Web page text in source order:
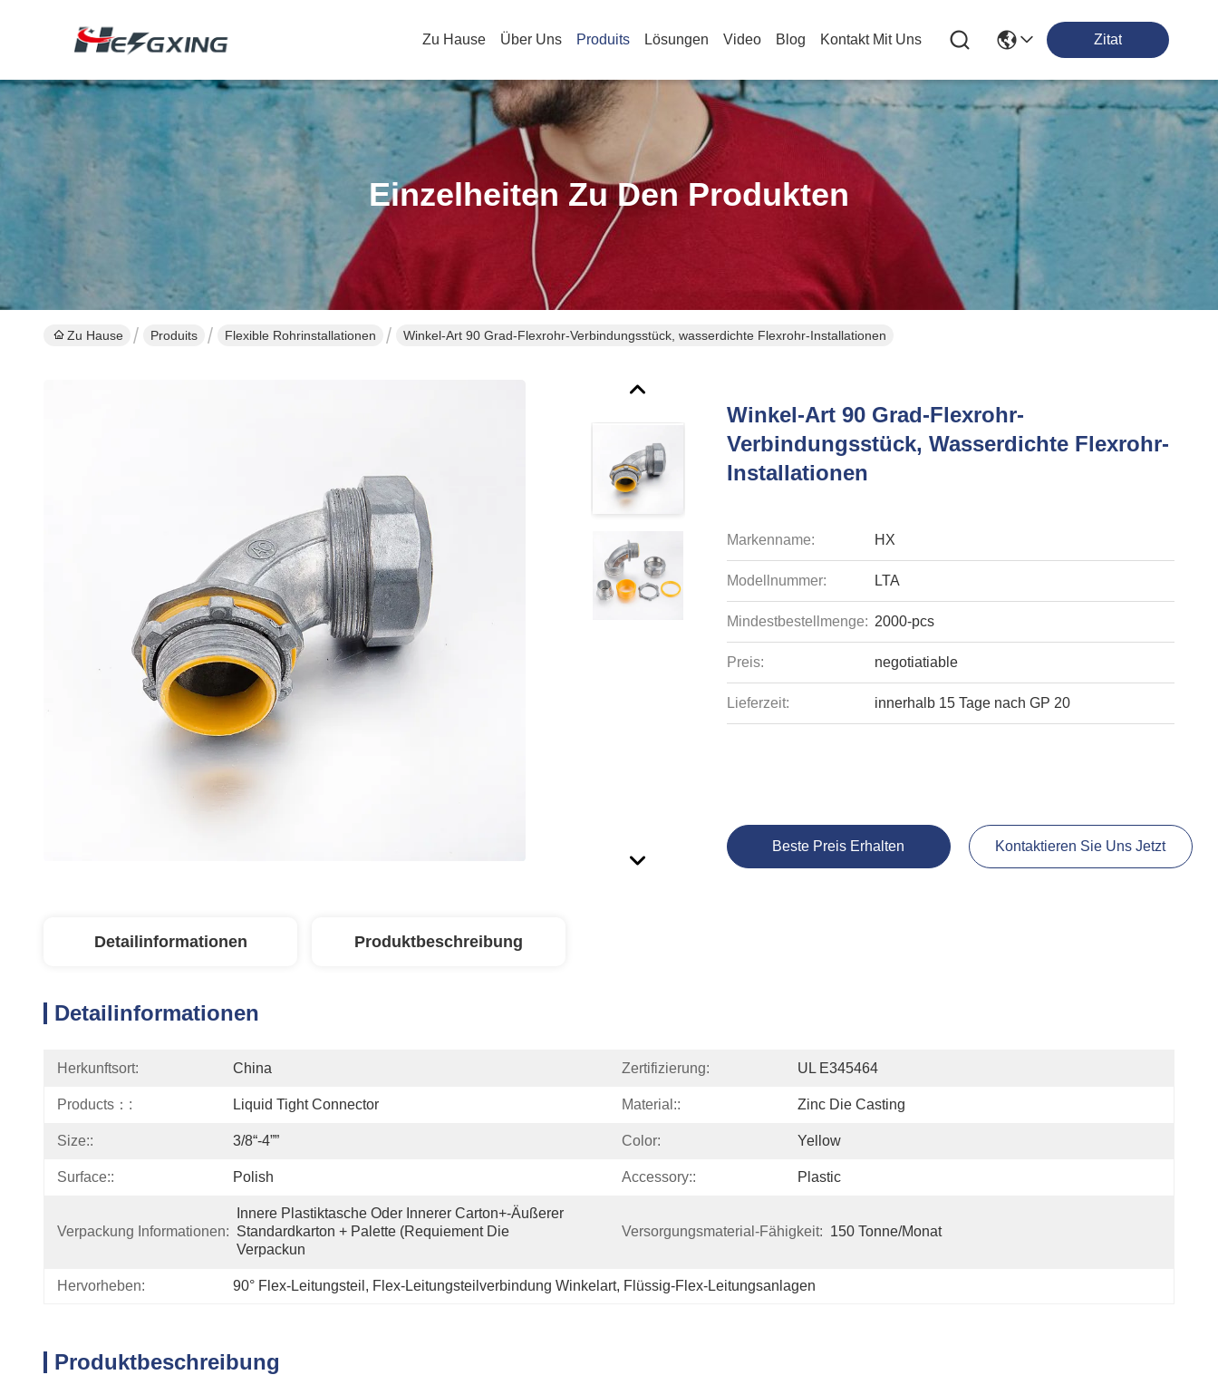
Zu Hause Über Uns Produits Lösungen Video Blog Kontakt Mit Uns Zitat
Einzelheiten Zu Den Produkten
Zu Hause Produits Flexible Rohrinstallationen Winkel-Art 90 Grad-Flexrohr-Verbindungsstück, wasserdichte Flexrohr-Installationen
Winkel-Art 90 Grad-Flexrohr-
Verbindungsstück, Wasserdichte Flexrohr-
Installationen
Markenname: HX
Modellnummer: LTA
Mindestbestellmenge: 2000-pcs
Preis: negotiatiable
Lieferzeit: innerhalb 15 Tage nach GP 20
Beste Preis Erhalten Kontaktieren Sie Uns Jetzt
Detailinformationen Produktbeschreibung
Detailinformationen
Herkunftsort: China Zertifizierung: UL E345464
Products：: Liquid Tight Connector Material:: Zinc Die Casting
Size:: 3/8“-4”” Color: Yellow
Surface:: Polish Accessory:: Plastic
Verpackung Informationen:
Innere Plastiktasche Oder Innerer Carton+-Äußerer
Standardkarton + Palette (requiement Die
Verpackun
Versorgungsmaterial-Fähigkeit: 150 Tonne/Monat
Hervorheben: 90° Flex-Leitungsteil , Flex-Leitungsteilverbindung Winkelart, Flüssig-Flex-Leitungsanlagen
Produktbeschreibung